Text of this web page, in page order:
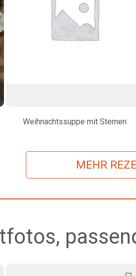
Weihnachtssuppe mit Sternen
MEHR